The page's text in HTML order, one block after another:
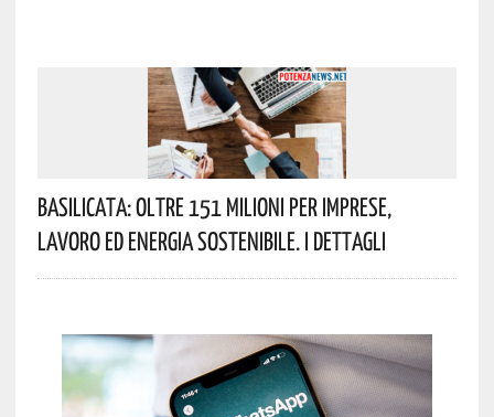
Basilicata: Oltre 151 Milioni Per Imprese,
Lavoro Ed Energia Sostenibile. I Dettagli